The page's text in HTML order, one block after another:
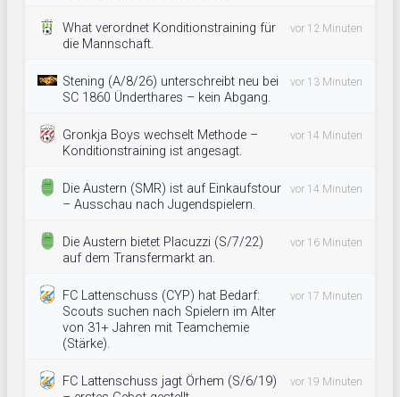
What verordnet Konditionstraining für
die Mannschaft.
vor 12 Minuten
Stening (A/8/26) unterschreibt neu bei
SC 1860 Ünderthares – kein Abgang.
vor 13 Minuten
Gronkja Boys wechselt Methode –
Konditionstraining ist angesagt.
vor 14 Minuten
Die Austern (SMR) ist auf Einkaufstour
– Ausschau nach Jugendspielern.
vor 14 Minuten
Die Austern bietet Placuzzi (S/7/22)
auf dem Transfermarkt an.
vor 16 Minuten
FC Lattenschuss (CYP) hat Bedarf:
Scouts suchen nach Spielern im Alter
von 31+ Jahren mit Teamchemie
(Stärke).
vor 17 Minuten
FC Lattenschuss jagt Örhem (S/6/19)
vor 19 Minuten